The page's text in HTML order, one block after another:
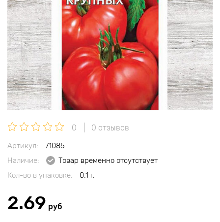
0 0 отзывов
Артикул:
71085
Наличие:
Товар временно отсутствует
Кол-во в упаковке:
0.1 г.
2.69 руб